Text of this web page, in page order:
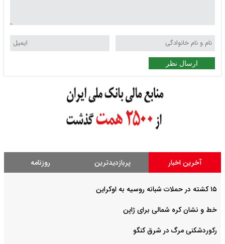
ارسال نظر
آخرین اخبار پربازدیدترین روزنامه
۱۵ کشته در حملات شبانه روسیه به اوکراین
خط و نشان کره شمالی برای ژاپن
رکوردشکنی مرگ در شرق کنگو